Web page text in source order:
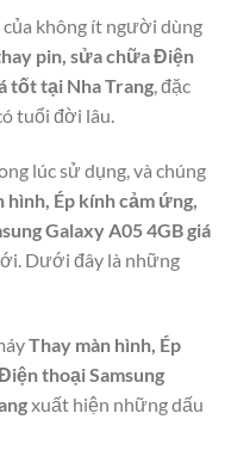
không ít người dùng
pin, sửa chữa Điện
tốt tại Nha Trang, đặc
tuổi đời lâu.
lúc sử dụng, và chúng
hình, Ép kính cảm ứng,
Galaxy A05 4GB giá
Dưới đây là những
Thay màn hình, Ép
thoại Samsung
xuất hiện những dấu